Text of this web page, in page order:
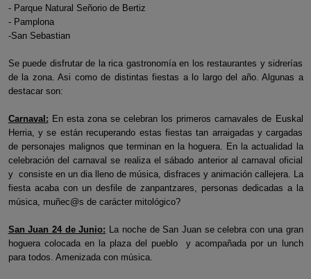
- Parque Natural Señorio de Bertiz
- Pamplona
-San Sebastian
Se puede disfrutar de la rica gastronomía en los restaurantes y sidrerías
de la zona. Asi como de distintas fiestas a lo largo del año. Algunas a
destacar son:
Carnaval: En esta zona se celebran los primeros carnavales de Euskal
Herria, y se están recuperando estas fiestas tan arraigadas y cargadas
de personajes malignos que terminan en la hoguera. En la actualidad la
celebración del carnaval se realiza el sábado anterior al carnaval oficial
y consiste en un dia lleno de música, disfraces y animación callejera. La
fiesta acaba con un desfile de zanpantzares, personas dedicadas a la
música, muñec@s de carácter mitológico?
San Juan 24 de Junio: La noche de San Juan se celebra con una gran
hoguera colocada en la plaza del pueblo y acompañada por un lunch
para todos. Amenizada con música.